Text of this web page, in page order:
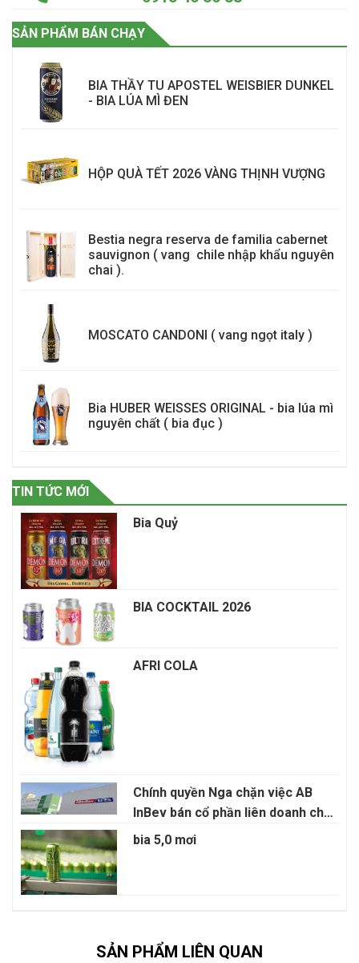
SẢN PHẨM BÁN CHẠY
BIA THẦY TU APOSTEL WEISBIER DUNKEL
- BIA LÚA MÌ ĐEN
HỘP QUÀ TẾT 2026 VÀNG THỊNH VƯỢNG
Bestia negra reserva de familia cabernet
sauvignon ( vang chile nhập khẩu nguyên
chai ).
MOSCATO CANDONI ( vang ngọt italy )
Bia HUBER WEISSES ORIGINAL - bia lúa mì
nguyên chất ( bia đục )
TIN TỨC MỚI
Bia Quỷ
BIA COCKTAIL 2026
AFRI COLA
Chính quyền Nga chặn việc AB
InBev bán cổ phần liên doanh cho
Anadolu Efes
bia 5,0 mơi
SẢN PHẨM LIÊN QUAN